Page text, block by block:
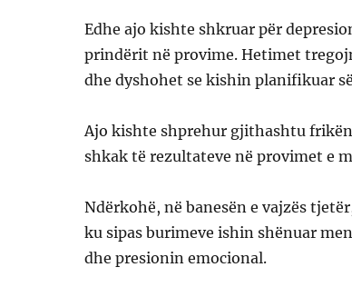
Edhe ajo kishte shkruar për
prindërit në provime. Hetimet
dhe dyshohet se kishin planifikuar
Ajo kishte shprehur gjithashtu
shkak të rezultateve në provimet e
Ndërkohë, në banesën e vajzës
ku sipas burimeve ishin shënuar
dhe presionin emocional.